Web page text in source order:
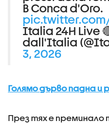
B Conca d'Oro.
Italia 24H Live
dall'Italia
3, 2026
Голямо дърво падна и
През тях е